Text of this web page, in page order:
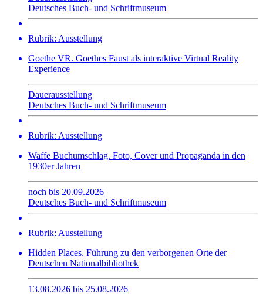
Deutsches Buch- und Schriftmuseum
Rubrik: Ausstellung
Goethe VR. Goethes Faust als interaktive Virtual Reality
Experience
Dauerausstellung
Deutsches Buch- und Schriftmuseum
Rubrik: Ausstellung
Waffe Buchumschlag. Foto, Cover und Propaganda in den
1930er Jahren
noch bis 20.09.2026
Deutsches Buch- und Schriftmuseum
Rubrik: Ausstellung
Hidden Places. Führung zu den verborgenen Orte der
Deutschen Nationalbibliothek
13.08.2026 bis 25.08.2026